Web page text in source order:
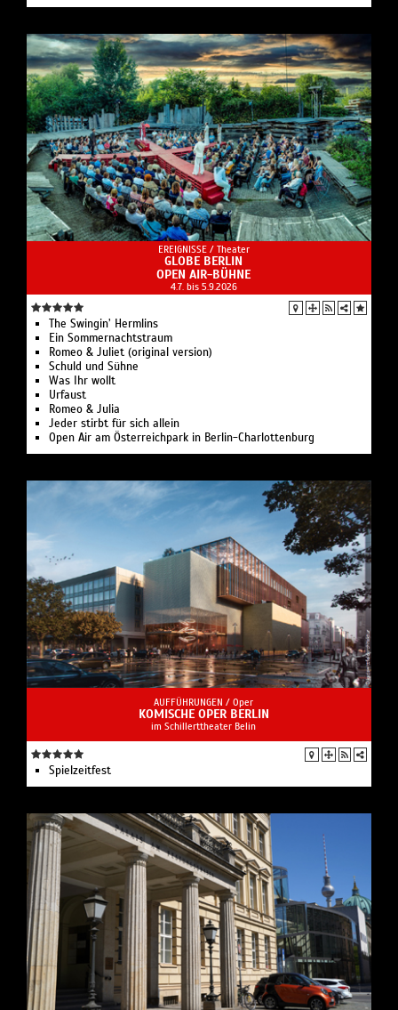
EREIGNISSE / Theater
GLOBE BERLIN
OPEN AIR-BÜHNE
4.7. bis 5.9.2026
The Swingin’ Hermlins
Ein Sommernachtstraum
Romeo & Juliet (original version)
Schuld und Sühne
Was Ihr wollt
Urfaust
Romeo & Julia
Jeder stirbt für sich allein
Open Air am Österreichpark in Berlin-Charlottenburg
AUFFÜHRUNGEN / Oper
KOMISCHE OPER BERLIN
im Schillerttheater Belin
Spielzeit­fest